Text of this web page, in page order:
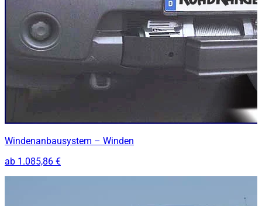
Windenanbausystem – Winden
ab 1.085,86 €